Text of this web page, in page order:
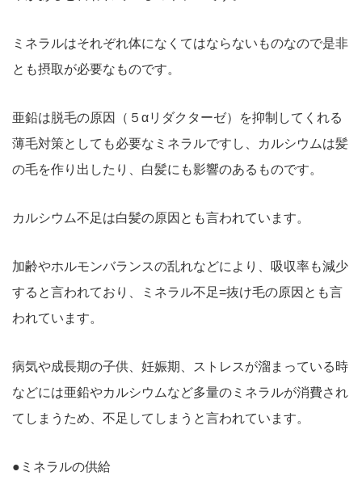
ミネラルはそれぞれ体になくてはならないものなので是非
とも摂取が必要なものです。
亜鉛は脱毛の原因（５αリダクターゼ）を抑制してくれる
薄毛対策としても必要なミネラルですし、カルシウムは髪
の毛を作り出したり、白髪にも影響のあるものです。
カルシウム不足は白髪の原因とも言われています。
加齢やホルモンバランスの乱れなどにより、吸収率も減少
すると言われており、ミネラル不足=抜け毛の原因とも言
われています。
病気や成長期の子供、妊娠期、ストレスが溜まっている時
などには亜鉛やカルシウムなど多量のミネラルが消費され
てしまうため、不足してしまうと言われています。
●ミネラルの供給